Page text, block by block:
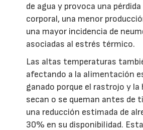
de agua y provoca una
corporal, una menor
una mayor incidencia de
asociadas al estrés térmico.
Las altas temperaturas
afectando a la alimentación
ganado porque el rastrojo y la
secan o se queman antes de
una reducción estimada de
30% en su disponibilidad.